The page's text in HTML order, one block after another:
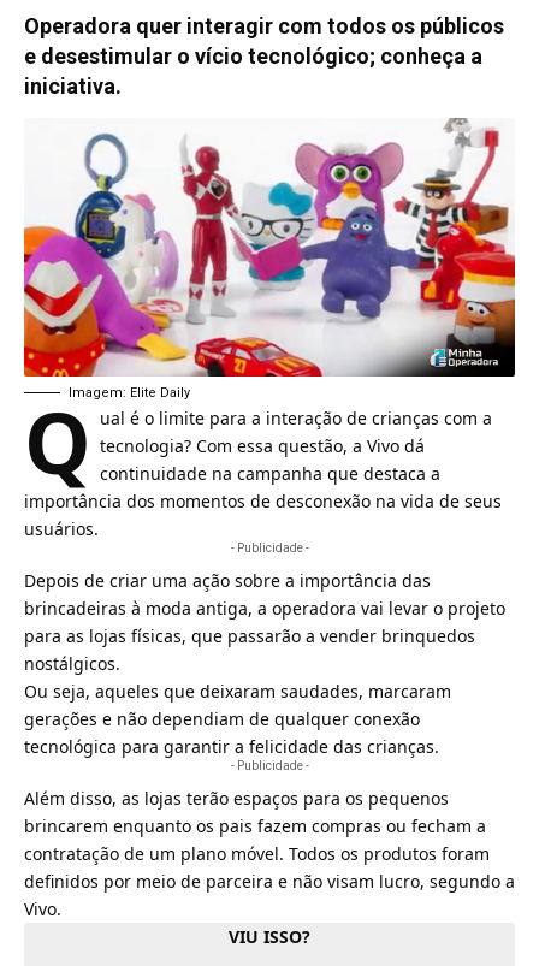
Operadora quer interagir com todos os públicos
e desestimular o vício tecnológico; conheça a
iniciativa.
Imagem: Elite Daily
Q
ual é o limite para a interação de crianças com a
tecnologia? Com essa questão, a Vivo dá
continuidade na campanha que destaca a
importância dos momentos de desconexão na vida de seus
usuários.
- Publicidade -
Depois de criar uma ação sobre a importância das
brincadeiras à moda antiga, a operadora vai levar o projeto
para as lojas físicas, que passarão a vender brinquedos
nostálgicos.
Ou seja, aqueles que deixaram saudades, marcaram
gerações e não dependiam de qualquer conexão
tecnológica para garantir a felicidade das crianças.
- Publicidade -
Além disso, as lojas terão espaços para os pequenos
brincarem enquanto os pais fazem compras ou fecham a
contratação de um plano móvel. Todos os produtos foram
definidos por meio de parceira e não visam lucro, segundo a
Vivo.
VIU ISSO?